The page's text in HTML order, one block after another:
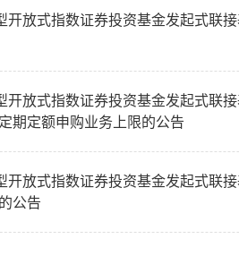
开放式指数证券投资基金发起式联
开放式指数证券投资基金发起式联
期定额申购业务上限的公告
开放式指数证券投资基金发起式联
公告